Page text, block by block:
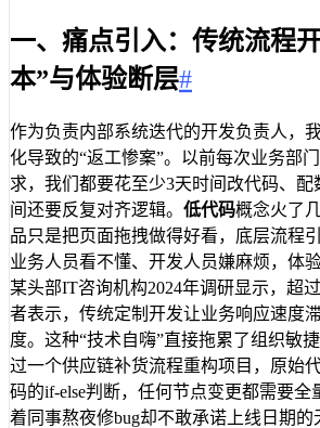
一、痛点引入：传统流程
本”与体验断层#
作为负责内部系统迭代的开发负责人，
化导致的“返工惨案”。以前每次业务部
求，我们都要花至少3天时间改代码、配
间还要反复对齐逻辑。 低代码概念火了
品只是把页面拖拽做得好看，底层流程
业务人员看不懂、开发人员嫌麻烦，体
某头部IT咨询机构2024年调研显示，超
者表示，传统定制开发让业务响应速度
度。这种“技术自嗨”直接拖累了组织敏
过一个供应链补货流程重构项目，原始
码的if-else判断，任何节点变更都需要全
着同事熬夜修bug却不敢承诺上线日期